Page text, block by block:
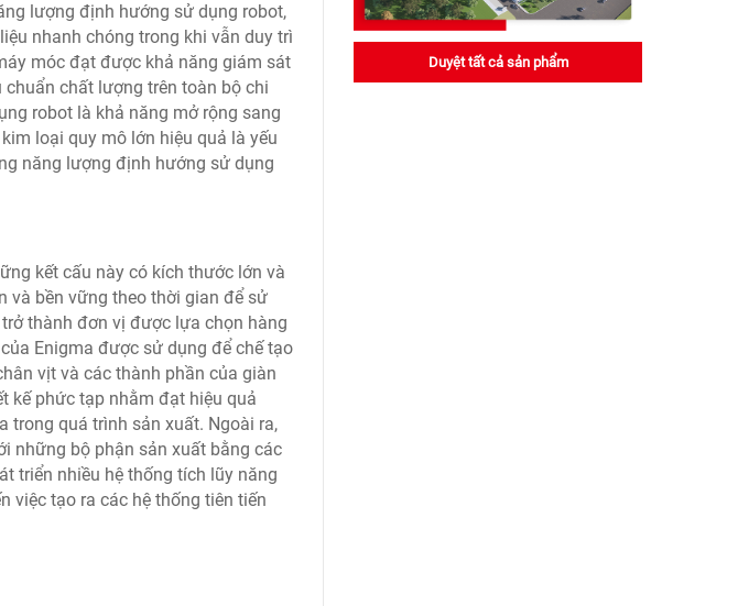
lượng định hướng sử dụng robot,
nhanh chóng trong khi vẫn duy trì
móc đạt được khả năng giám sát
chất lượng trên toàn bộ chi
robot là khả năng mở rộng sang
loại quy mô lớn hiệu quả là yếu
năng lượng định hướng sử dụng
kết cấu này có kích thước lớn và
và bền vững theo thời gian để sử
thành đơn vị được lựa chọn hàng
Enigma được sử dụng để chế tạo
vịt và các thành phần của giàn
kế phức tạp nhằm đạt hiệu quả
trong quá trình sản xuất. Ngoài ra,
những bộ phận sản xuất bằng các
triển nhiều hệ thống tích lũy năng
việc tạo ra các hệ thống tiên tiến
Duyệt tất cả sản phẩm